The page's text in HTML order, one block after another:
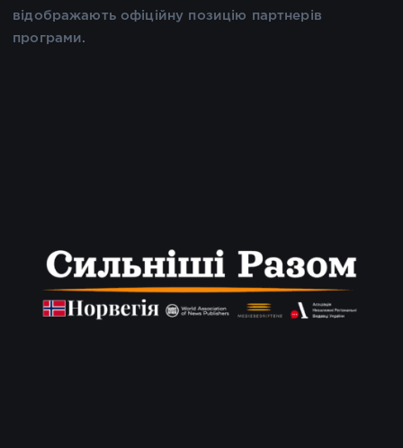
відображають офіційну позицію партнерів
програми.